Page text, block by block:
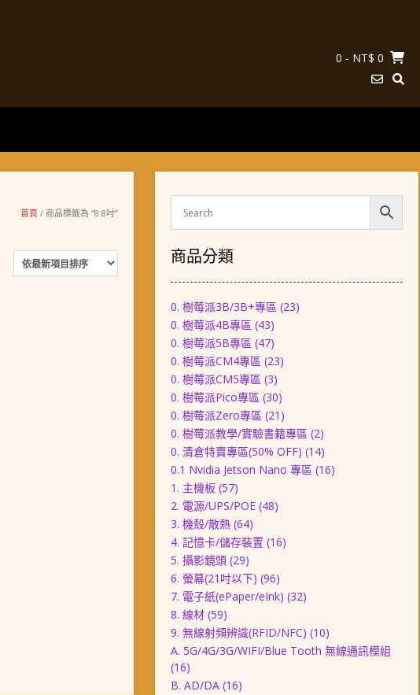
0 - NT$ 0
首頁 / 商品標籤為 “8.8吋”
商品分類
0. 樹莓派3B/3B+專區 (23)
0. 樹莓派4B專區 (43)
0. 樹莓派5B專區 (47)
0. 樹莓派CM4專區 (23)
0. 樹莓派CM5專區 (3)
0. 樹莓派Pico專區 (30)
0. 樹莓派Zero專區 (21)
0. 樹莓派教學/實驗書籍專區 (2)
0. 清倉特賣專區(50% OFF) (14)
0.1 Nvidia Jetson Nano 專區 (16)
1. 主機板 (57)
2. 電源/UPS/POE (48)
3. 機殼/散熱 (64)
4. 記憶卡/儲存裝置 (16)
5. 攝影鏡頭 (29)
6. 螢幕(21吋以下) (96)
7. 電子紙(ePaper/eInk) (32)
8. 線材 (59)
9. 無線射頻辨識(RFID/NFC) (10)
A. 5G/4G/3G/WIFI/Blue Tooth 無線通訊模組
(16)
B. AD/DA (16)